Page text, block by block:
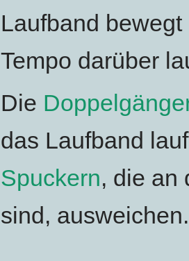
Laufband
Tempo darüber
Die
das Laufband
Spuckern, die an
sind, ausweichen.